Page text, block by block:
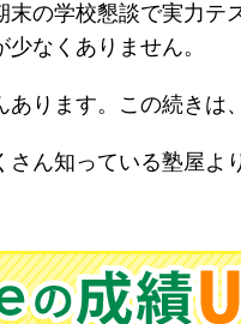
の学校懇談で実力テ
なくありません。
ります。この続きは
ん知っている塾屋よ